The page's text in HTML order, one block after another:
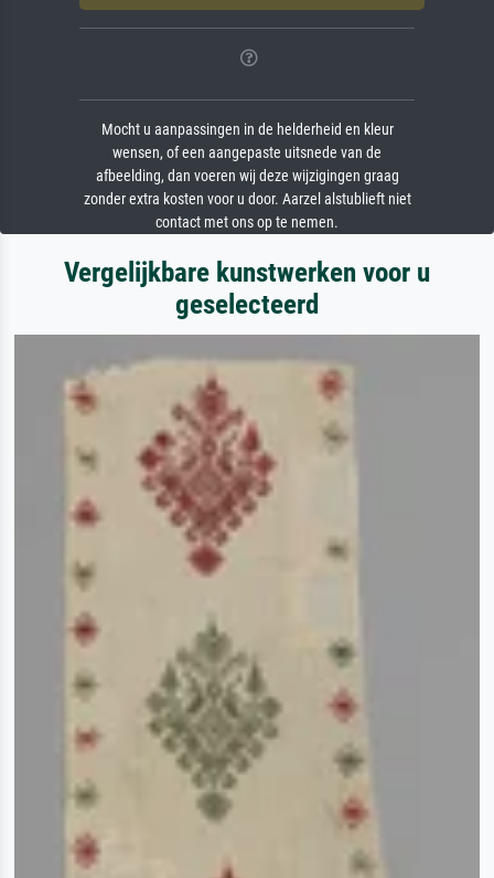
Mocht u aanpassingen in de helderheid en kleur
wensen, of een aangepaste uitsnede van de
afbeelding, dan voeren wij deze wijzigingen graag
zonder extra kosten voor u door. Aarzel alstublieft niet
contact met ons op te nemen.
Vergelijkbare kunstwerken voor u
geselecteerd